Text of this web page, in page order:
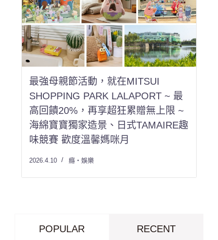
最強母親節活動，就在MITSUI
SHOPPING PARK LALAPORT ~ 最
高回饋20%，再享超狂累贈無上限 ~
海綿寶寶獨家造景、日式TAMAIRE趣
味競賽 歡度溫馨媽咪月
2026.4.10 癮・娛樂
POPULAR RECENT